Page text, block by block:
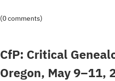
(0 comments)
CfP: Critical
Oregon, May 9–11,